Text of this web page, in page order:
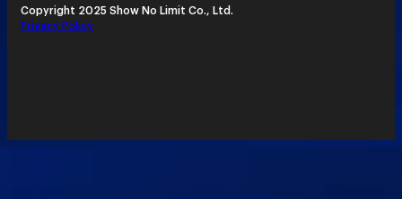
Copyright 2025 Show No Limit Co., Ltd.
Privacy Policy